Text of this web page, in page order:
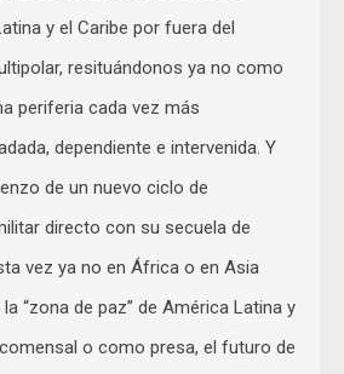
y el Caribe por fuera del
resituándonos ya no como
periferia cada vez más
dependiente e intervenida. Y
de un nuevo ciclo de
directo con su secuela de
vez ya no en África o en Asia
“zona de paz” de América Latina y
o como presa, el futuro de